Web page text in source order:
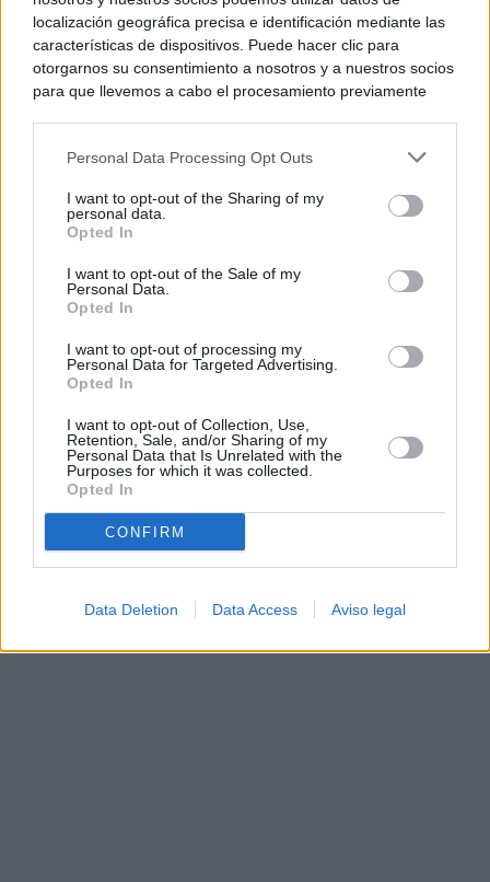
localización geográfica precisa e identificación mediante las
características de dispositivos. Puede hacer clic para
otorgarnos su consentimiento a nosotros y a nuestros socios
para que llevemos a cabo el procesamiento previamente
negar su consentimiento. Tenga en cuenta que algún
de su consentimiento, pero usted tiene el derecho de
rechazar tal procesamiento. Sus preferencias se aplicarán
cualquier momento entrando de nuevo en este sitio web o
visitando nuestra política de privacidad.
Personal Data Processing Opt Outs
I want to opt-out of the Sharing of my
personal data.
Opted In
I want to opt-out of the Sale of my
Personal Data.
Opted In
I want to opt-out of processing my
Personal Data for Targeted Advertising.
Opted In
I want to opt-out of Collection, Use,
Retention, Sale, and/or Sharing of my
Personal Data that Is Unrelated with the
Purposes for which it was collected.
Opted In
CONFIRM
Data Deletion Data Access Aviso legal